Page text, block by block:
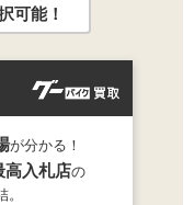
可能！
が分かる！
高入札店の